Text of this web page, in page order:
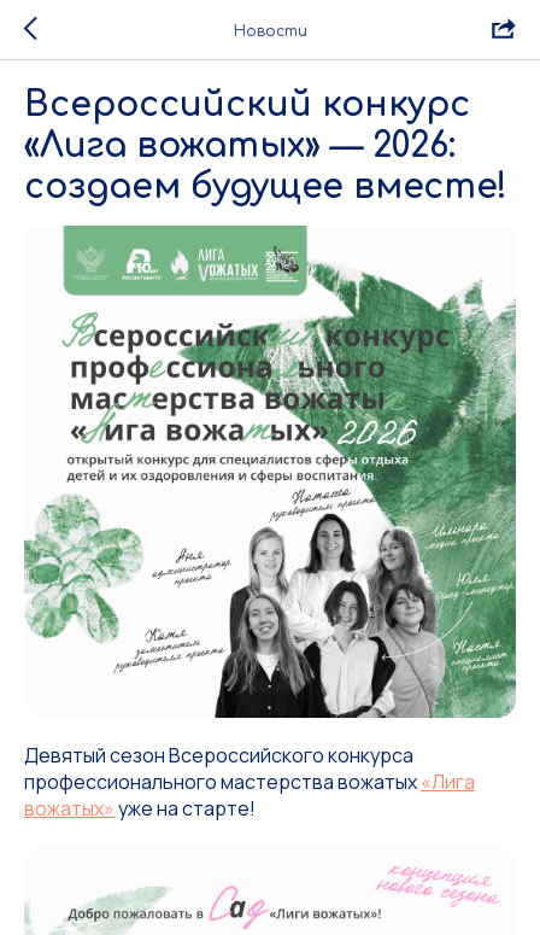
Новости
Всероссийский конкурс
«Лига вожатых» — 2026:
создаем будущее вместе!
Девятый сезон Всероссийского конкурса
профессионального мастерства вожатых«Лига
вожатых» уже на старте!